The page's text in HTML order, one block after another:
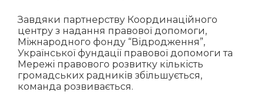
Завдяки партнерству Координаційного
центру з надання правової допомоги,
Міжнародного фонду “Відродження”,
Української фундації правової допомоги та
Мережі правового розвитку кількість
громадських радників збільшується,
команда розвивається.